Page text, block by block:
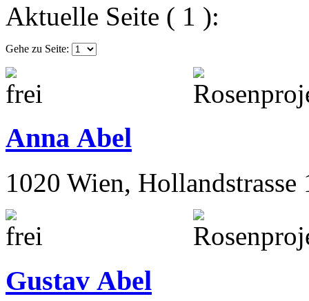
Aktuelle Seite ( 1 ):
Gehe zu Seite:
Anna Abel
1020 Wien, Hollandstrasse
Gustav Abel